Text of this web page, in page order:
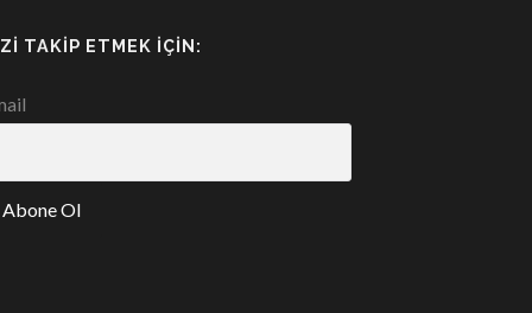
TAKIP ETMEK İÇIN: